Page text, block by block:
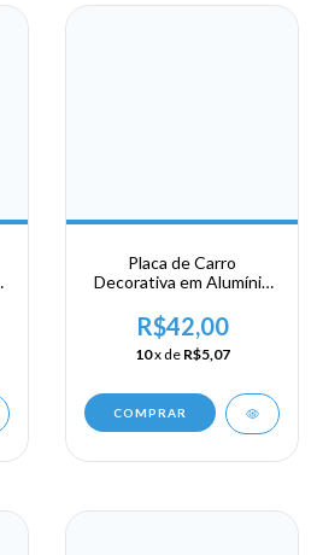
Placa de Carro
Decorativa em Alumínio
Viagem a Curação
R$42,00
10x de R$5,07
COMPRAR